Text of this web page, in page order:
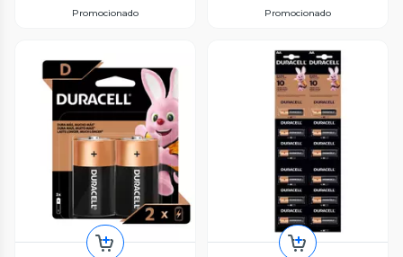
Promocionado
Promocionado